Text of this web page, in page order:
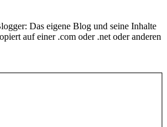
Das eigene Blog und seine Inhalte
auf einer .com oder .net oder anderen